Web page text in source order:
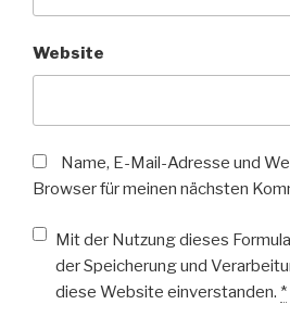
Website
Name, E-Mail-Adresse und
Browser für meinen nächsten
Mit der Nutzung dieses
der Speicherung und
diese Website einverstanden. *